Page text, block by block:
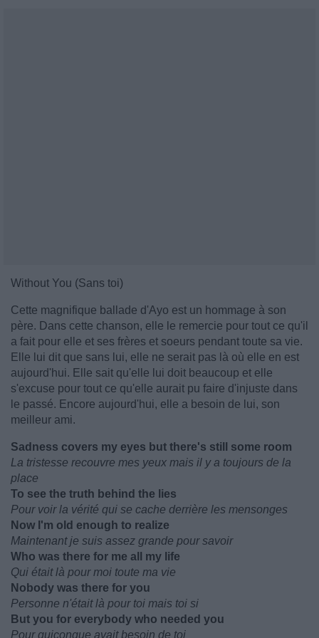
Without You (Sans toi)
Cette magnifique ballade d'Ayo est un hommage à son
père. Dans cette chanson, elle le remercie pour tout ce qu'il
a fait pour elle et ses frères et soeurs pendant toute sa vie.
Elle lui dit que sans lui, elle ne serait pas là où elle en est
aujourd'hui. Elle sait qu'elle lui doit beaucoup et elle
s'excuse pour tout ce qu'elle aurait pu faire d'injuste dans
le passé. Encore aujourd'hui, elle a besoin de lui, son
meilleur ami.
Sadness covers my eyes but there's still some room
La tristesse recouvre mes yeux mais il y a toujours de la
place
To see the truth behind the lies
Pour voir la vérité qui se cache derrière les mensonges
Now I'm old enough to realize
Maintenant je suis assez grande pour savoir
Who was there for me all my life
Qui était là pour moi toute ma vie
Nobody was there for you
Personne n'était là pour toi mais toi si
But you for everybody who needed you
Pour quiconque avait besoin de toi